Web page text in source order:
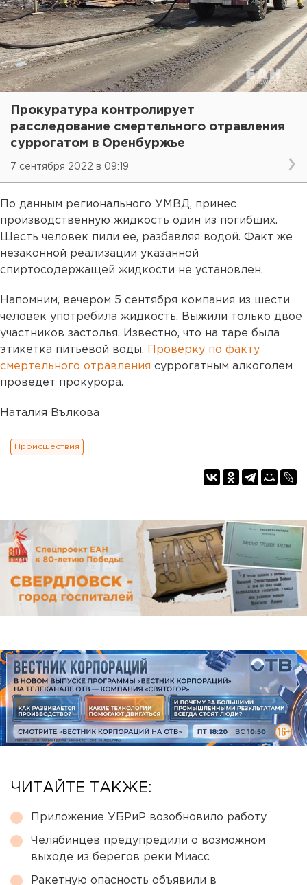
Прокуратура контролирует
расследование смертельного отравления
суррогатом в Оренбуржье
7 сентября 2022 в 09:19
По данным регионального УМВД, принес
производственную жидкость один из погибших.
Шесть человек пили ее, разбавляя водой. Факт же
незаконной реализации указанной
спиртосодержащей жидкости не установлен.
Напомним, вечером 5 сентября компания из шести
человек употребила жидкость. Выжили только двое
участников застолья. Известно, что на таре была
этикетка питьевой воды.
Проверку по факту
смертельного отравления суррогатным алкоголем
проведет прокурора.
Наталия Вълкова
Происшествия
ЧИТАЙТЕ ТАКЖЕ:
Приложение УБРиР возобновило работу
Челябинцев предупредили о возможном
выходе из берегов реки Миасс
Ракетную опасность объявили в